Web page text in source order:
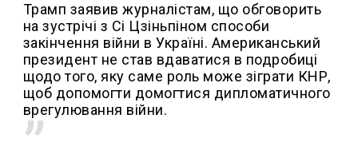
Трамп заявив журналістам, що обговорить
на зустрічі з Сі Цзіньпіном способи
закінчення війни в Україні. Американський
президент не став вдаватися в подробиці
щодо того, яку саме роль може зіграти КНР,
щоб допомогти домогтися дипломатичного
врегулювання війни.